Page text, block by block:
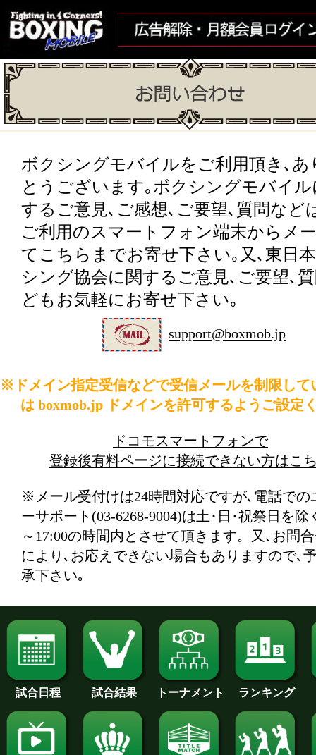
ボクシングモバイルをご利用頂き､あ
とうございます｡ボクシングモバイル
するご意見､ご感想､ご要望､質問など
ご利用のスマートフォン端末からメ
てこちらまでお寄せ下さい｡又､東日
シング協会に関するご意見､ご要望､
どもお気軽にお寄せ下さい｡
support@boxmob.jp
※ドメイン指定受信などで受信メールを制限して
は boxmob.jp ドメインを許可するようご設定
ドコモスマートフォンで
登録後有料ページに接続できない方はこ
※メール受付けは24時間対応ですが､電話での
ーサポート(03-6268-9004)は土･日･祝祭日を除
～17:00の時間内とさせて頂きます。又､お問
により､お応えできない場合もありますので､
承下さい｡
試合日程 試合結果 トーナメント ランキング